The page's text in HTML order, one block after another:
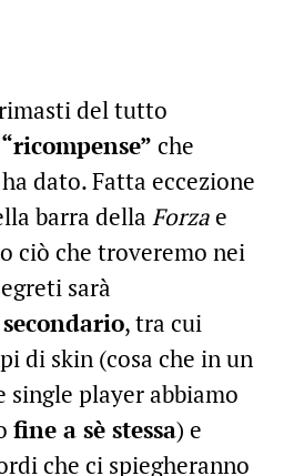
del tutto
“ricompense” che
dato. Fatta eccezione
barra della Forzae
ciò che troveremo nei
sarà
, tra cui
di skin (cosa che in un
player abbiamo
fine a sè stessa) e
che ci spiegheranno